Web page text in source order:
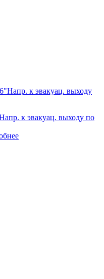
к эвакуац. выходу по